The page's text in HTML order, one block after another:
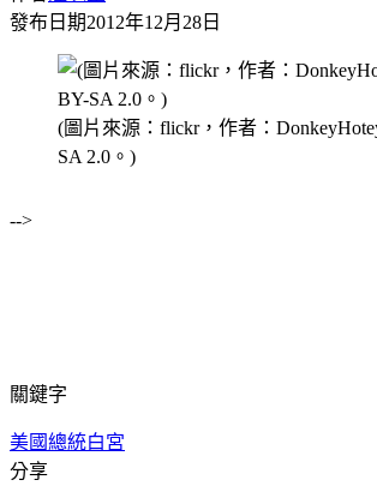
發布日期2012年12月28日
(圖片來源：flickr，作者：
SA 2.0。)
-->
關鍵字
美國總統白宮
分享